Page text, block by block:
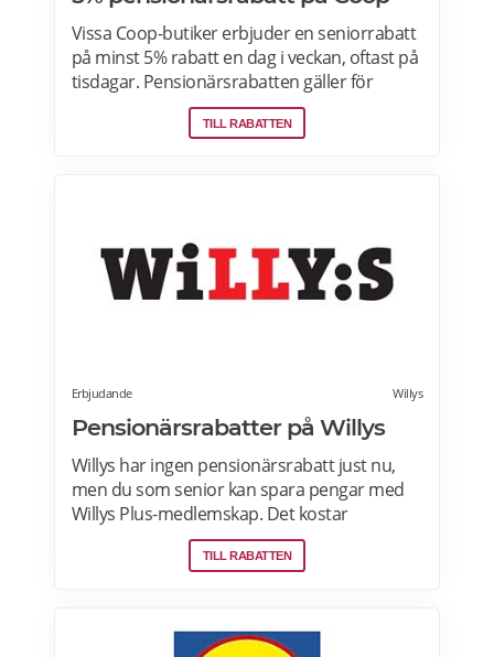
Vissa Coop-butiker erbjuder en seniorrabatt
på minst 5% rabatt en dag i veckan, oftast på
tisdagar. Pensionärsrabatten gäller för
medlemmar som är 65 år eller äldre enbart
vid köp i fysiska Coop-butiker. Rabatt ges på
om pensionärsrabatter på Coop här.
TILL RABATTEN
Erbjudande Willys
Pensionärsrabatter på Willys
Willys har ingen pensionärsrabatt just nu,
men du som senior kan spara pengar med
Willys Plus-medlemskap. Det kostar
ingenting att bli Willys Plus-kund. Med Willys
Plus får du fler och bättre erbjudanden med
TILL RABATTEN